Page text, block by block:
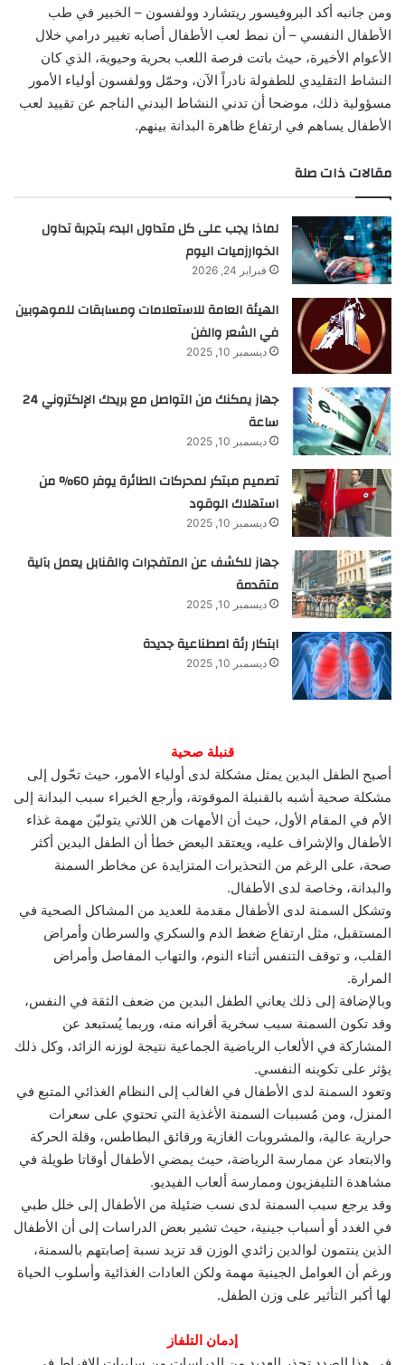
ومن جانبه أكد البروفيسور ريتشارد وولفسون – الخبير في طب
الأطفال النفسي – أن نمط لعب الأطفال أصابه تغيير درامي خلال
الأعوام الأخيرة، حيث باتت فرصة اللعب بحرية وحيوية، الذي كان
النشاط التقليدي للطفولة نادراً الآن، وحمّل وولفسون أولياء الأمور
مسؤولية ذلك، موضحا أن تدني النشاط البدني الناجم عن تقييد لعب
الأطفال يساهم في ارتفاع ظاهرة البدانة بينهم.
مقالات ذات صلة
لماذا يجب على كل متداول البدء بتجربة تداول
الخوارزميات اليوم
فبراير 24, 2026
الهيئة العامة للاستعلامات ومسابقات للموهوبين
في الشعر والفن
ديسمبر 10, 2025
جهاز يمكنك من التواصل مع بريدك الإلكتروني 24
ساعة
ديسمبر 10, 2025
تصميم مبتكر لمحركات الطائرة يوفر 60% من
استهلاك الوقود
ديسمبر 10, 2025
جهاز للكشف عن المتفجرات والقنابل يعمل بآلية
متقدمة
ديسمبر 10, 2025
ابتكار رئة اصطناعية جديدة
ديسمبر 10, 2025
قنبلة صحية
أصبح الطفل البدين يمثل مشكلة لدى أولياء الأمور، حيث تحّول إلى
مشكلة صحية أشبه بالقنبلة الموقوتة، وأرجع الخبراء سبب البدانة إلى
الأم في المقام الأول، حيث أن الأمهات هن اللاتي يتوليّن مهمة غذاء
الأطفال والإشراف عليه، ويعتقد البعض خطأ أن الطفل البدين أكثر
صحة، على الرغم من التحذيرات المتزايدة عن مخاطر السمنة
والبدانة، وخاصة لدى الأطفال.
وتشكل السمنة لدى الأطفال مقدمة للعديد من المشاكل الصحية في
المستقبل، مثل ارتفاع ضغط الدم والسكري والسرطان وأمراض
القلب، و توقف التنفس أثناء النوم، والتهاب المفاصل وأمراض
المرارة.
وبالإضافة إلى ذلك يعاني الطفل البدين من ضعف الثقة في النفس،
وقد تكون السمنة سبب سخرية أقرانه منه، وربما يُستبعد عن
المشاركة في الألعاب الرياضية الجماعية نتيجة لوزنه الزائد، وكل ذلك
يؤثر على تكوينه النفسي.
وتعود السمنة لدى الأطفال في الغالب إلى النظام الغذائي المتبع في
المنزل، ومن مُسببات السمنة الأغذية التي تحتوي على سعرات
حرارية عالية، والمشروبات الغازية ورقائق البطاطس، وقلة الحركة
والابتعاد عن ممارسة الرياضة، حيث يمضي الأطفال أوقاتا طويلة في
مشاهدة التليفزيون وممارسة ألعاب الفيديو.
وقد يرجع سبب السمنة لدى نسب ضئيلة من الأطفال إلى خلل طبي
في الغدد أو أسباب جينية، حيث تشير بعض الدراسات إلى أن الأطفال
الذين ينتمون لوالدين زائدي الوزن قد تزيد نسبة إصابتهم بالسمنة،
ورغم أن العوامل الجينية مهمة ولكن العادات الغذائية وأسلوب الحياة
لها أكبر التأثير على وزن الطفل.
إدمان التلفاز